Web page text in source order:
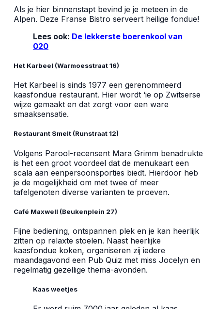
Als je hier binnenstapt bevind je je meteen in de
Alpen. Deze Franse Bistro serveert heilige fondue!
Lees ook: De lekkerste boerenkool van
020
Het Karbeel (Warmoesstraat 16)
Het Karbeel is sinds 1977 een gerenommeerd
kaasfondue restaurant. Hier wordt ‘ie op Zwitserse
wijze gemaakt en dat zorgt voor een ware
smaaksensatie.
Restaurant Smelt (Runstraat 12)
Volgens Parool-recensent Mara Grimm benadrukte
is het een groot voordeel dat de menukaart een
scala aan eenpersoonsporties biedt. Hierdoor heb
je de mogelijkheid om met twee of meer
tafelgenoten diverse varianten te proeven.
Café Maxwell (Beukenplein 27)
Fijne bediening, ontspannen plek en je kan heerlijk
zitten op relaxte stoelen. Naast heerlijke
kaasfondue koken, organiseren zij iedere
maandagavond een Pub Quiz met miss Jocelyn en
regelmatig gezellige thema-avonden.
Kaas weetjes